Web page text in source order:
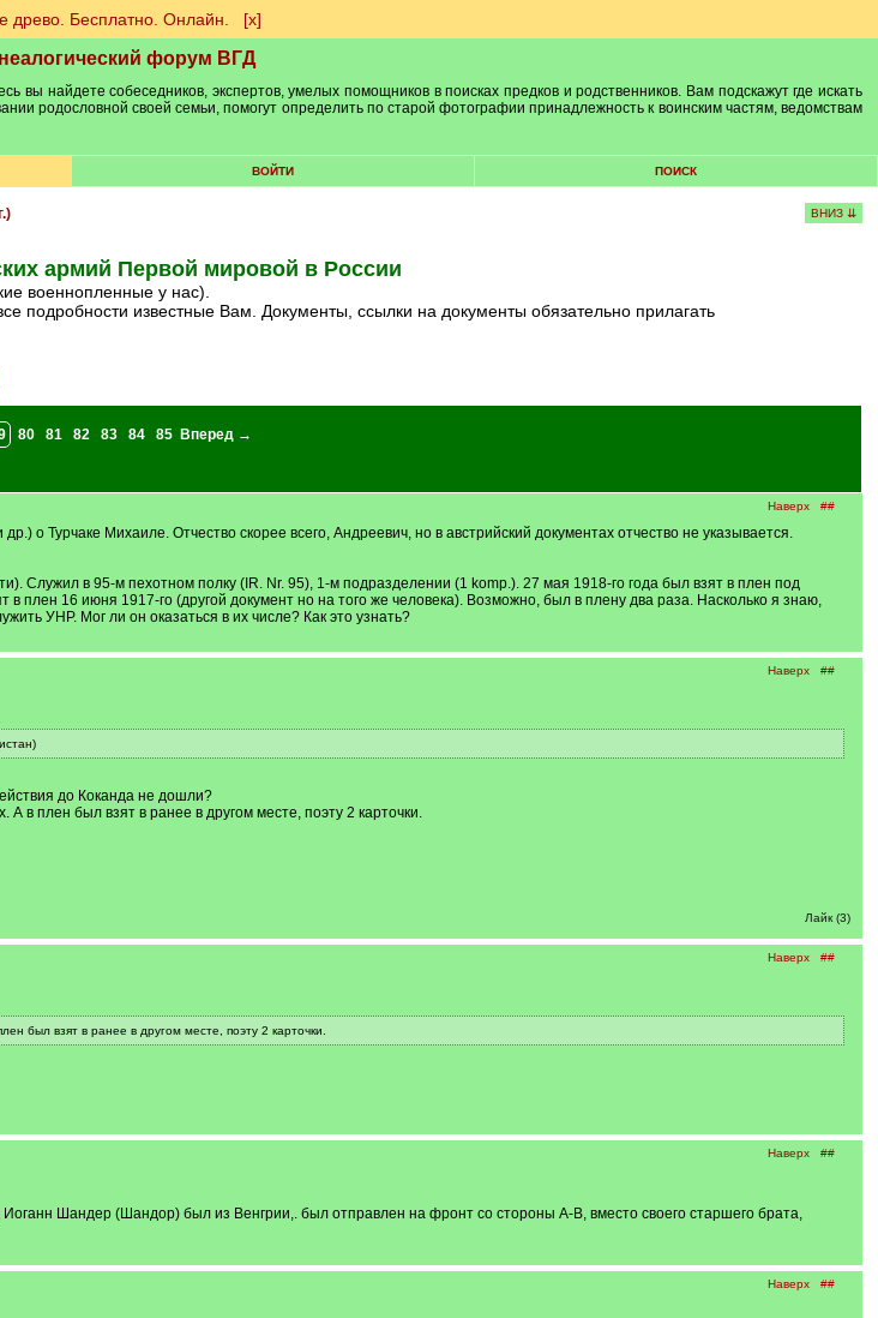
древо. Бесплатно. Онлайн. [х]
форум ВГД
вы найдете собеседников, экспертов, умелых помощников в поисках предков и родственников. Вам подскажут где искать
родословной своей семьи, помогут определить по старой фотографии принадлежность к воинским частям, ведомствам
ВОЙТИ ПОИСК
ВНИЗ ⇊
армий Первой мировой в России
военнопленные у нас).
подробности известные Вам. Документы, ссылки на документы обязательно прилагать
80 81 82 83 84 85
Вперед →
Наверх ##
Турчаке Михаиле. Отчество скорее всего, Андреевич, но в австрийский документах отчество не указывается.
Служил в 95-м пехотном полку (IR. Nr. 95), 1-м подразделении (1 komp.). 27 мая 1918-го года был взят в плен под
плен 16 июня 1917-го (другой документ но на того же человека). Возможно, был в плену два раза. Насколько я знаю,
УНР. Мог ли он оказаться в их числе? Как это узнать?
Наверх ##
до Коканда не дошли?
в плен был взят в ранее в другом месте, поэту 2 карточки.
Лайк (3)
Наверх ##
был взят в ранее в другом месте, поэту 2 карточки.
Наверх ##
Шандер (Шандор) был из Венгрии,. был отправлен на фронт со стороны А-В, вместо своего старшего брата,
Наверх ##